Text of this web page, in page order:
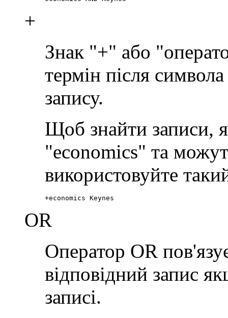
+
Знак "+" або
термін після
запису.
Щоб знайти записи,
"economics" та
використовуйте
+economics Keynes
OR
Оператор OR
відповідний запис
записі.